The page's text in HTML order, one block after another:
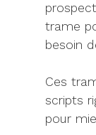
trame
besoin
Ces
scripts
pour